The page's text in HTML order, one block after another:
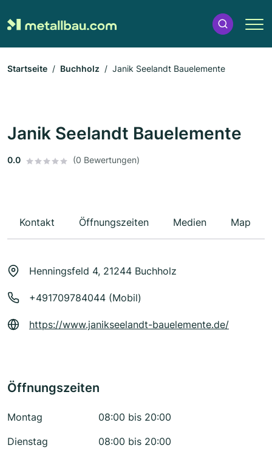
Startseite Buchholz Janik Seelandt Bauelemente
Janik Seelandt Bauelemente
0.0 (0 Bewertungen)
Kontakt Öffnungszeiten Medien Map
Henningsfeld 4, 21244 Buchholz
+491709784044 (Mobil)
https://www.janikseelandt-bauelemente.de/
Öffnungszeiten
Montag
08:00 bis 20:00
Dienstag
08:00 bis 20:00